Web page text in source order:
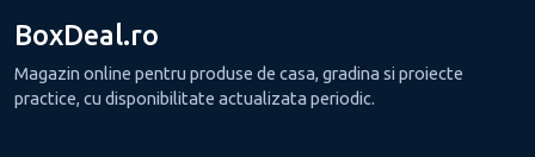
BoxDeal.ro
Magazin online pentru produse de casa, gradina si proiecte
practice, cu disponibilitate actualizata periodic.